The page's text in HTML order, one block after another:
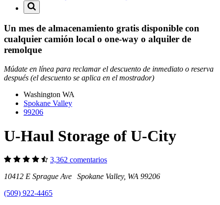
Un mes de almacenamiento gratis disponible con
cualquier camión local o one-way o alquiler de
remolque
Múdate en línea para reclamar el descuento de inmediato o reserva
después (el descuento se aplica en el mostrador)
Washington WA
Spokane Valley
99206
U-Haul Storage of U-City
3,362 comentarios
10412 E Sprague Ave Spokane Valley, WA 99206
(509) 922-4465